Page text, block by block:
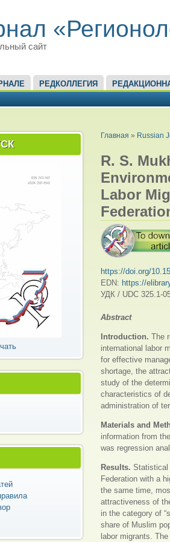
сайт
РЕДКОЛЛЕГИЯ
ВЫ ЗДЕСЬ
Главная » Russian
R. S.
Labor
https://doi.org/
EDN: https://
УДК / UDC 325.1-
Abstract
Introduction. The
international labor
for effective
shortage, the
study of the
characteristics of
administration of
Materials and
information from
was regression
Results. Statistical
Federation with a
the same time,
attractiveness of
in the category of
share of Muslim
labor migrants.